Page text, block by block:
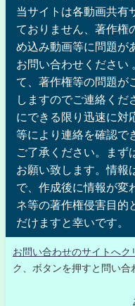
当サイトは各動画共有
ておりません、著作権
め込み動画等に問題が
お問い合わせください
て、著作権等の問題が
しますのでご連絡くだ
にできる限り迅速に対
等により連絡を確認で
ご了承ください。まず
お願い致します。情報
で、作成後に情報が変
ネ等の著作権侵害目的
だけますと幸いです。
お問い合わせのサイトへク
ク、ボタンを押すと問い合